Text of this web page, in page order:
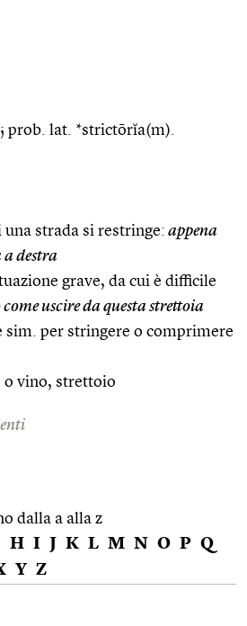
prob. lat. *strictōrĭa(m).
strada si restringe: appena
a destra
grave, da cui è difficile
uscire da questa strettoia
sim. per stringere o comprimere
vino, strettoio
dalla a alla z
H I J K L M N O P Q
Y Z